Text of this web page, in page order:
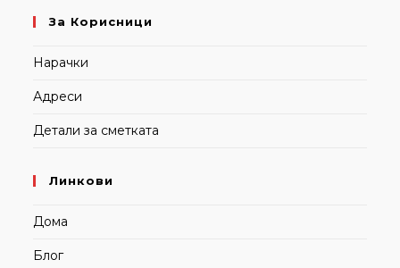
За Корисници
Нарачки
Адреси
Детали за сметката
Линкови
Дома
Блог